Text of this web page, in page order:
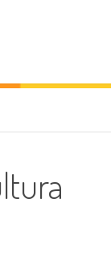
de